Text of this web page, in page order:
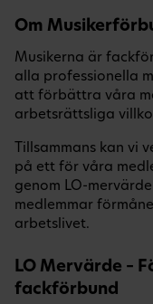
Om
Musikerna är
alla professionella
att förbättra våra
arbetsrättsliga
Tillsammans kan vi
på ett för våra
genom LO-
medlemmar
arbetslivet.
LO Mervärde –
fackförbund